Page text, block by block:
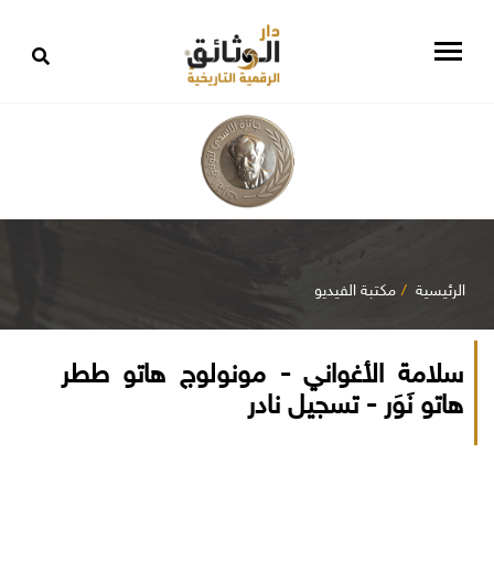
الرئيسية مكتبة الفيديو
سلامة الأغواني - مونولوج هاتو ططر
هاتو نَوَر - تسجيل نادر